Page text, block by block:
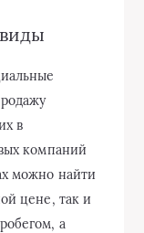
в
компаний
можно найти
цене, так и
а